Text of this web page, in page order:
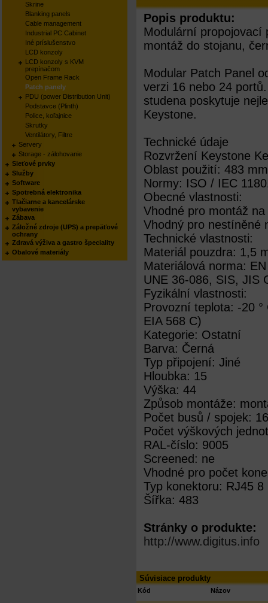
Popis produktu:
Modulární propojovací
montáž do stojanu,
Modular Patch Panel
verzi 16 nebo 24
studena poskytuje
Keystone.
Technické údaje
Rozvržení Keystone
Oblast použití: 483
Normy: ISO / IEC
Obecné vlastnosti:
Vhodné pro montáž
Vhodný pro nestíněné
Technické vlastnosti:
Materiál pouzdra: 1,5
Materiálová norma:
UNE 36-086, SIS, JIS
Fyzikální vlastnosti:
Provozní teplota: -20
EIA 568 C)
Kategorie: Ostatní
Barva: Černá
Typ připojení: Jiné
Hloubka: 15
Výška: 44
Způsob montáže:
Počet busů / spojek: 16
Počet výškových
RAL-číslo: 9005
Screened: ne
Vhodné pro počet
Typ konektoru: RJ45 8
Šířka: 483
Stránky o produkte:
http://www.digitus.info
Súvisiace produkty
Kód Názov
Skrine
Blanking panels
Cable management
Industrial PC Cabinet
Iné príslušenstvo
LCD konzoly
LCD konzoly s KVM
prepínačom
Open Frame Rack
Patch panely
PDU (power Distribution Unit)
Podstavce (Plinth)
Police, koľajnice
Skrutky
Ventilátory, Filtre
Servery
Storage - zálohovanie
Sieťové prvky
Služby
Software
Spotrebná elektronika
Tlačiarne a kancelárske
vybavenie
Zábava
Záložné zdroje (UPS) a prepäťové
ochrany
Zdravá výživa a gastro špeciality
Obalové materiály